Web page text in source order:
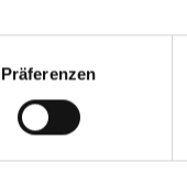
Präferenzen